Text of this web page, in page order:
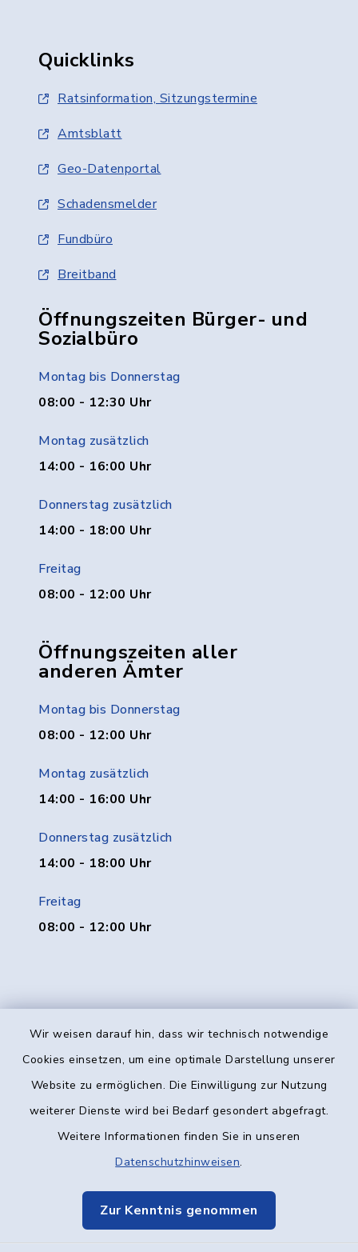
Wir weisen darauf hin, dass wir technisch notwendige
Cookies einsetzen, um eine optimale Darstellung unserer
Website zu ermöglichen. Die Einwilligung zur Nutzung
weiterer Dienste wird bei Bedarf gesondert abgefragt.
Weitere Informationen finden Sie in unseren
Datenschutzhinweisen.
Zur Kenntnis genommen
Quicklinks
Ratsinformation, Sitzungstermine
Amtsblatt
Geo-Datenportal
Schadensmelder
Fundbüro
Breitband
Öffnungszeiten Bürger- und
Sozialbüro
Montag bis Donnerstag
08:00 - 12:30 Uhr
Montag zusätzlich
14:00 - 16:00 Uhr
Donnerstag zusätzlich
14:00 - 18:00 Uhr
Freitag
08:00 - 12:00 Uhr
Öffnungszeiten aller
anderen Ämter
Montag bis Donnerstag
08:00 - 12:00 Uhr
Montag zusätzlich
14:00 - 16:00 Uhr
Donnerstag zusätzlich
14:00 - 18:00 Uhr
Freitag
08:00 - 12:00 Uhr
Kontakt
Datenschutz
Elektronische Kommunikation